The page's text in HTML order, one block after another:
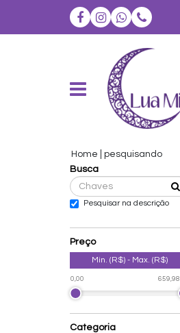
Home
pesquisando
Busca
Pesquisar na descrição
Preço
Min. (R$) - Max. (R$)
0,00 659,98
Categoria